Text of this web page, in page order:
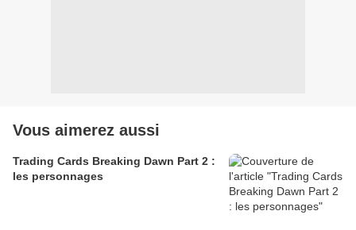
Vous aimerez aussi
Trading Cards Breaking Dawn Part 2 :
les personnages